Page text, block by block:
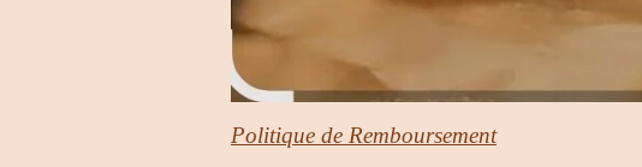
Politique de Remboursement